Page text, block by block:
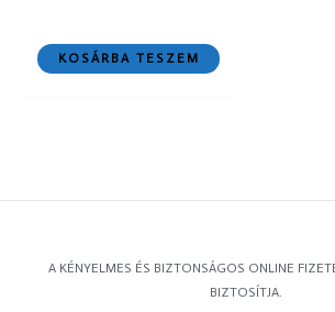
KOSÁRBA TESZEM
A KÉNYELMES ÉS BIZTONSÁGOS ONLINE
BIZTOSÍTJA.